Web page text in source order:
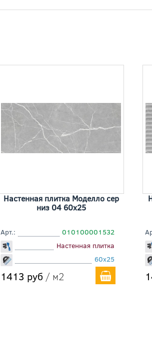
Настенная плитка Моделло сер
низ 04 60x25
Арт.:
010100001532
Настенная плитка
60x25
1413 руб / м2